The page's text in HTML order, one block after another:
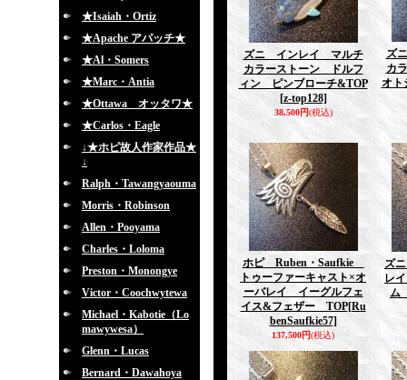
★Isaiah・Ortiz
★Apache アパッチ★
★Al・Somers
★Marc・Antia
★Ottawa オッタワ★
★Carlos・Eagle
↓★ホピ故人作家作品★
↓
Ralph・Tawangyaouma
Morris・Robinson
Allen・Pooyama
Charles・Loloma
Preston・Monongye
Victor・Coochwytewa
Michael・Kabotie（Lo
mawywesa）
Glenn・Lucas
Bernard・Dawahoya
ズニ インレイ マルチ
カラーストーン ドルフ
ィン ピンブローチ&TOP
[z-top128]
38,500円(税込)
ズ
カ
オ
ホピ Ruben・Saufkie
トゥーファーキャスト×オ
ーバレイ イーグルフェ
イス&フェザー TOP[Ru
benSaufkie57]
137,500円(税込)
ズ
レ
ム